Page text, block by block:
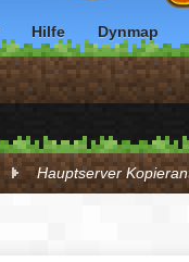
Hauptserver
Hilfe Dynmap